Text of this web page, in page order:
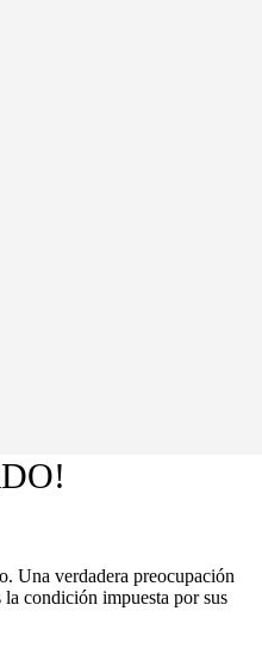
Una verdadera preocupación
condición impuesta por sus